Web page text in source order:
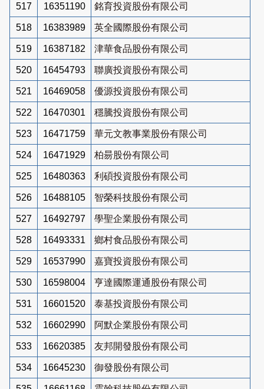
517 16351190 銘育投資股份有限公司
518 16383989 英全國際股份有限公司
519 16387182 津華食品股份有限公司
520 16454793 聯廣投資股份有限公司
521 16469058 優源投資股份有限公司
522 16470301 穩騰投資股份有限公司
523 16471759 華元文教事業股份有限公司
524 16471929 柏昜股份有限公司
525 16480363 利碩投資股份有限公司
526 16488105 智榮科技股份有限公司
527 16492797 學聖企業股份有限公司
528 16493331 鄉村食品股份有限公司
529 16537990 嘉寶投資股份有限公司
530 16598004 亨達國際運通股份有限公司
531 16601520 泰基投資股份有限公司
532 16602990 阿默企業股份有限公司
533 16620385 友邦開發股份有限公司
534 16645230 御發股份有限公司